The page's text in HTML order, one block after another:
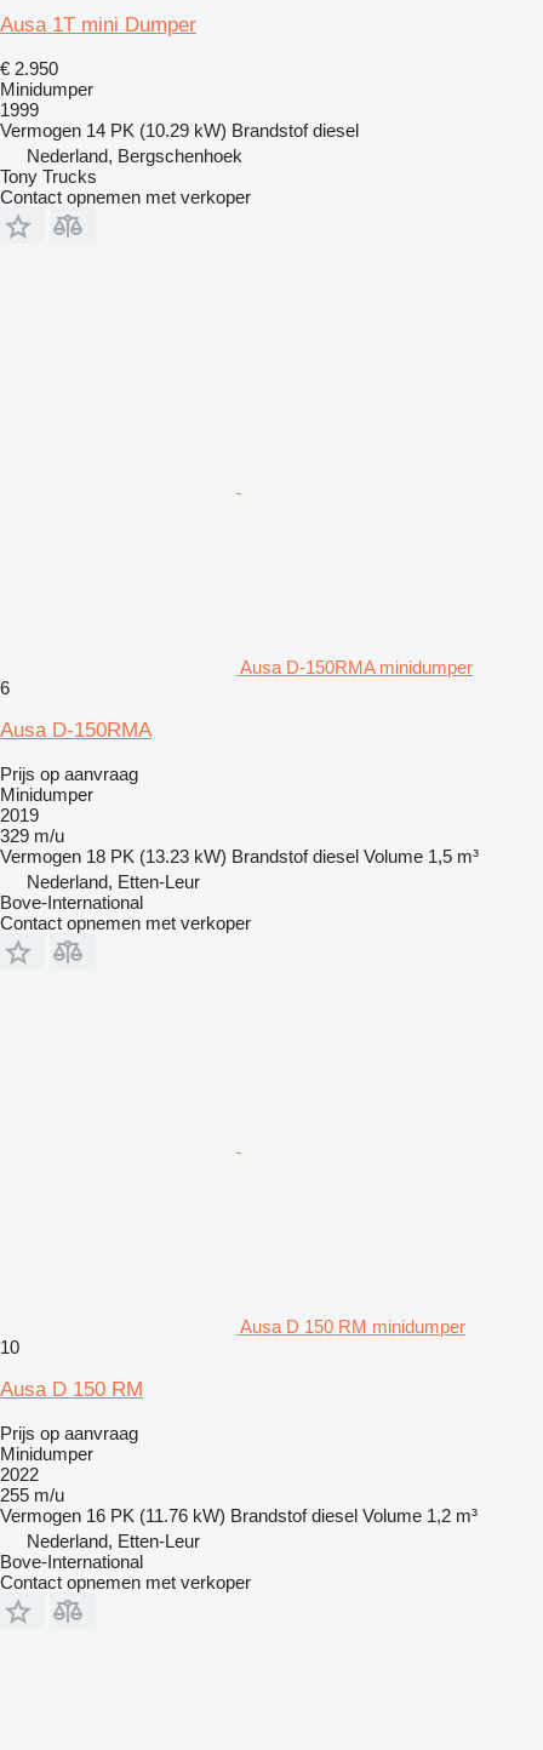
Ausa 1T mini Dumper
€ 2.950
Minidumper
1999
Vermogen 14 PK (10.29 kW) Brandstof diesel
Nederland, Bergschenhoek
Tony Trucks
Contact opnemen met verkoper
Ausa D-150RMA minidumper
6
Ausa D-150RMA
Prijs op aanvraag
Minidumper
2019
329 m/u
Vermogen 18 PK (13.23 kW) Brandstof diesel Volume 1,5 m³
Nederland, Etten-Leur
Bove-International
Contact opnemen met verkoper
Ausa D 150 RM minidumper
10
Ausa D 150 RM
Prijs op aanvraag
Minidumper
2022
255 m/u
Vermogen 16 PK (11.76 kW) Brandstof diesel Volume 1,2 m³
Nederland, Etten-Leur
Bove-International
Contact opnemen met verkoper